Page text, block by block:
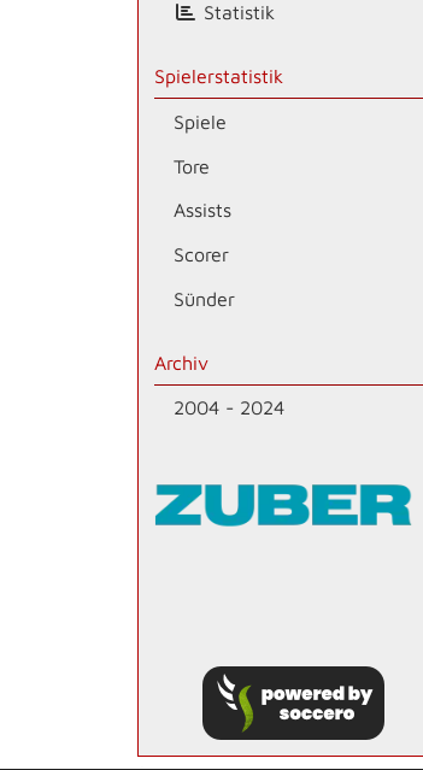
Statistik
Spielerstatistik
Spiele
Tore
Assists
Scorer
Sünder
Archiv
2004 - 2024